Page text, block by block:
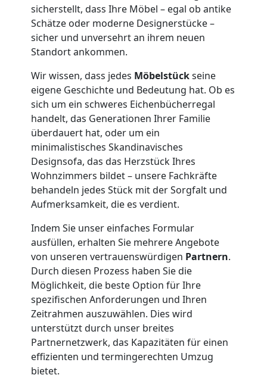
sicherstellt, dass Ihre Möbel – egal ob antike
Schätze oder moderne Designerstücke –
sicher und unversehrt an ihrem neuen
Standort ankommen.
Wir wissen, dass jedes Möbelstückseine
eigene Geschichte und Bedeutung hat. Ob es
sich um ein schweres Eichenbücherregal
handelt, das Generationen Ihrer Familie
überdauert hat, oder um ein
minimalistisches Skandinavisches
Designsofa, das das Herzstück Ihres
Wohnzimmers bildet – unsere Fachkräfte
behandeln jedes Stück mit der Sorgfalt und
Aufmerksamkeit, die es verdient.
Indem Sie unser einfaches Formular
ausfüllen, erhalten Sie mehrere Angebote
von unseren vertrauenswürdigen Partnern.
Durch diesen Prozess haben Sie die
Möglichkeit, die beste Option für Ihre
spezifischen Anforderungen und Ihren
Zeitrahmen auszuwählen. Dies wird
unterstützt durch unser breites
Partnernetzwerk, das Kapazitäten für einen
effizienten und termingerechten Umzug
bietet.
Möbellift
Wolfsberg
Übersiedlung
Wolfsberg
Klaviertransport
Wolfsberg
Privatumzug
Wolfsberg
Tresortransport